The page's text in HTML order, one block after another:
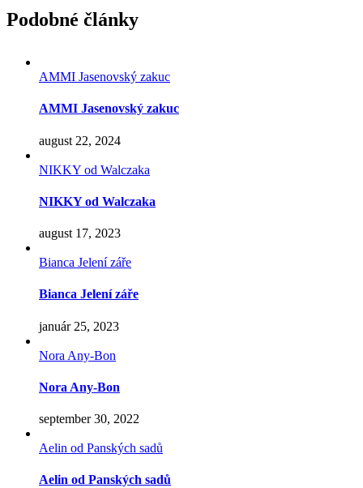
Podobné články
AMMI Jasenovský zakuc
AMMI Jasenovský zakuc
august 22, 2024
NIKKY od Walczaka
NIKKY od Walczaka
august 17, 2023
Bianca Jelení záře
Bianca Jelení záře
január 25, 2023
Nora Any-Bon
Nora Any-Bon
september 30, 2022
Aelin od Panských sadů
Aelin od Panských sadů